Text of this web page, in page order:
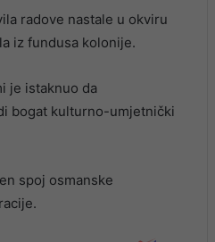
radove nastale u okviru
iz fundusa kolonije.
je istaknuo da
bogat kulturno-umjetnički
spoj osmanske